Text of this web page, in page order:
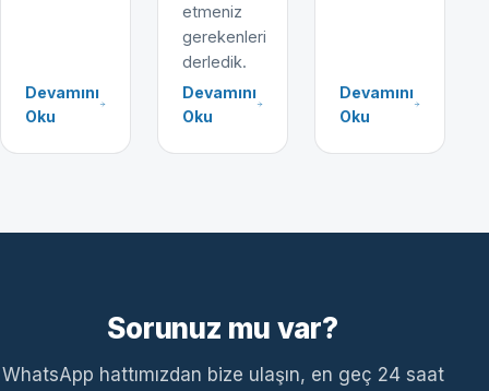
Devamını
Oku
etmeniz
gerekenleri
derledik.
Devamını
Oku
Devamını
Oku
Sorunuz mu var?
WhatsApp hattımızdan bize ulaşın, en geç 24 saat